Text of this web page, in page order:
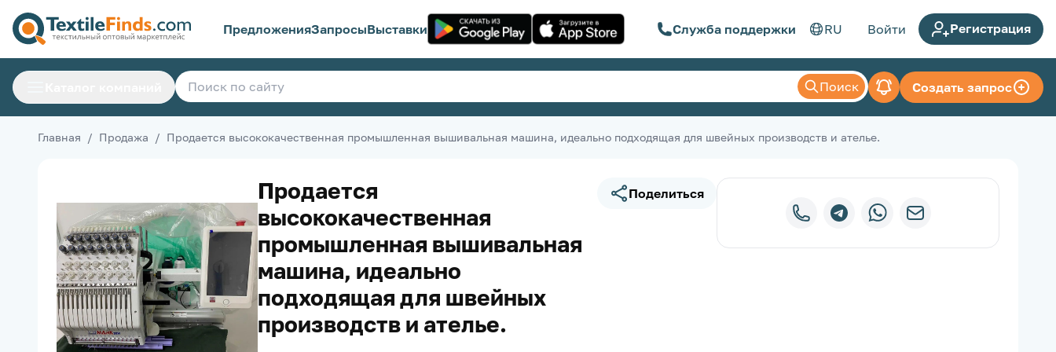
ПредложенияЗапросыВыставки Служба поддержки RU Войти Регистрация
Поиск Создать запрос
Главная / Продажа / Продается высококачественная промышленная вышивальная машина, идеально подходящая для швейных производств и ателье.
Продается
высококачественная
промышленная вышивальная
машина, идеально
подходящая для швейных
производств и ателье.
Поделиться